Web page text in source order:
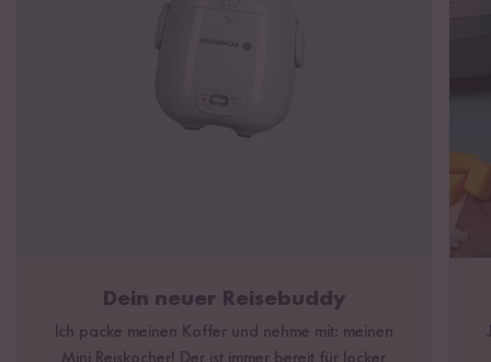
Solltest du einen Defekt an deinem Reiskocher feststellen,
Bei eigenmächtigen Veränderungen am Gerät erlischt leider
Dein neuer Reisebuddy
Ich packe meinen Koffer und nehme mit: meinen
Mini Reiskocher! Der ist immer bereit für locker